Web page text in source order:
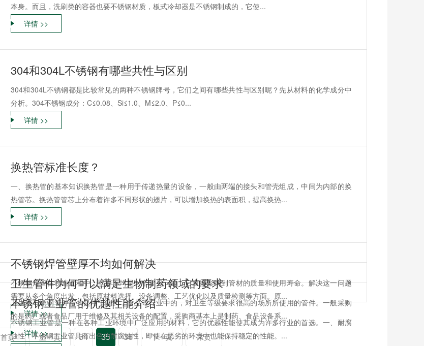
本身。而且，洗刷类的容器也要不锈钢材质，板式冷却器是不锈钢制成的，它使...
详情 >>
304和304L不锈钢有哪些共性与区别
304和304L不锈钢都是比较常见的两种不锈钢牌号，它们之间有哪些共性与区别呢？先从材料的化学成分中
分析。304不锈钢成分：C≤0.08、Si≤1.0、M≤2.0、P≤0...
详情 >>
换热管标准长度？
一、换热管的基本知识换热管是一种用于传递热量的设备，一般由两端的接头和管壳组成，中间为内部的换
热管芯。换热管管芯上分布着许多不同形状的翅片，可以增加换热的表面积，提高换热...
详情 >>
不锈钢焊管壁厚不均如何解决
不锈钢焊管在制造过程中，壁厚不均是一个常见问题，它直接影响到管材的质量和使用寿命。解决这一问题
需要从多个角度出发，包括原材料选择、设备调整、工艺优化以及质量检测等方面。原...
详情 >>
卫生管件为何可以满足生物制药领域的要求
卫生级不锈钢管件指的是用于制药，食品等行业中的，对卫生等级要求很高的场所所使用的管件。一般采购
的是药厂或者食品厂用于维修及其相关设备的配置，采购商基本上是制药、食品设备系...
详情 >>
不锈钢工业管的优越性能介绍
不锈钢工业管是一种在各种工业环境中广泛应用的材料，它的优越性能使其成为许多行业的首选。一、耐腐
蚀性：不锈钢工业管具有出色的耐腐蚀性，即使在恶劣的环境中也能保持稳定的性能。...
首页 上一页 34 35 36 下一页 末页